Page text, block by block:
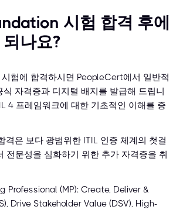
시험 합격 후에
나요?
험에 합격하시면 PeopleCert에서 일반적
자격증과 디지털 배지를 발급해 드립니
4 프레임워크에 대한 기초적인 이해를 증
격은 보다 광범위한 ITIL 인증 체계의 첫걸
전문성을 심화하기 위한 추가 자격증을 취
Professional (MP): Create, Deliver &
Drive Stakeholder Value (DSV), High-